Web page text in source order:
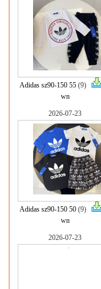
Adidas sz90-150 55(9)
wn
2026-07-23
Adidas sz90-150 50(9)
wn
2026-07-23